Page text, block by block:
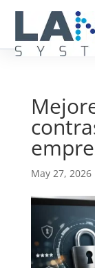
May 27, 2026